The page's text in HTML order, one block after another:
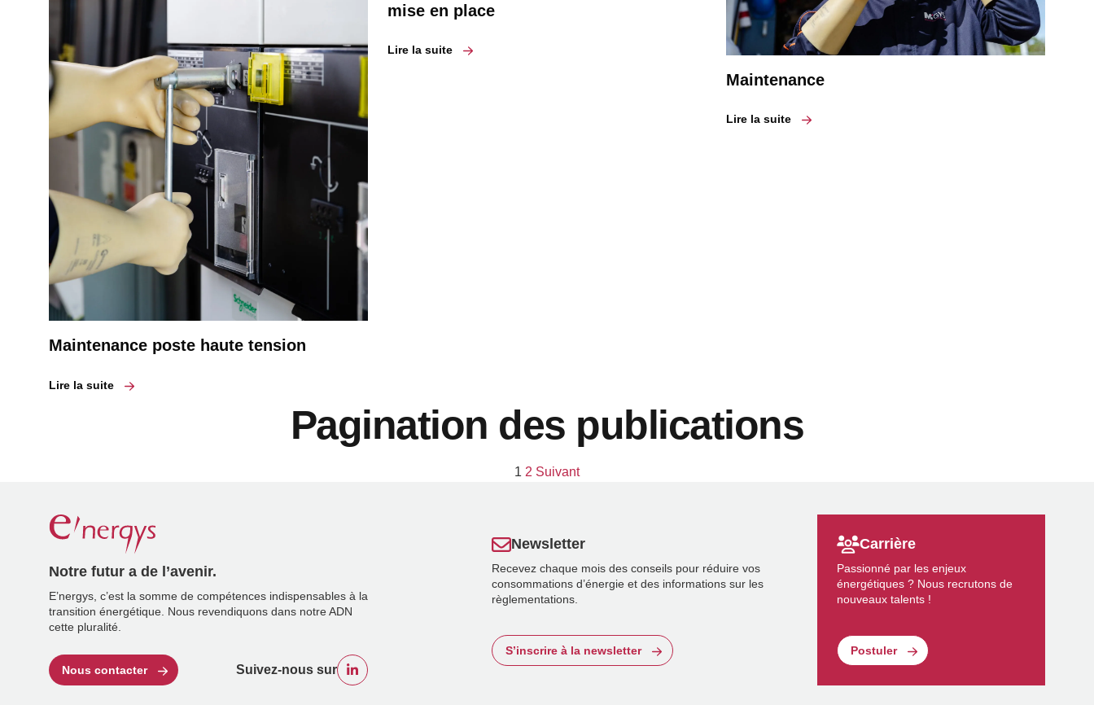
Maintenance poste haute tension
Lire la suite
mise en place
Lire la suite
Maintenance
Lire la suite
Pagination des publications
1 2 Suivant
Notre futur a de l’avenir.
E’nergys, c’est la somme de compétences indispensables à la
transition énergétique. Nous revendiquons dans notre ADN
cette pluralité.
Nous contacter Suivez-nous sur
Newsletter
Recevez chaque mois des conseils pour réduire vos
consommations d’énergie et des informations sur les
règlementations.
S’inscrire à la newsletter
Carrière
Passionné par les enjeux
énergétiques ? Nous recrutons de
nouveaux talents !
Postuler